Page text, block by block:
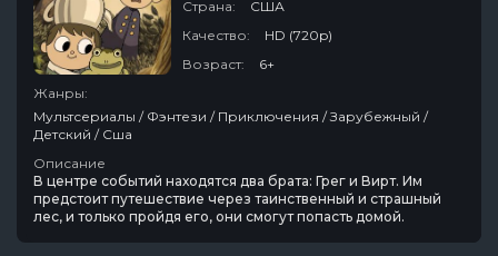
Страна:
США
Качество:
HD (720p)
Возраст:
6+
Жанры:
Мультсериалы / Фэнтези / Приключения / Зарубежный /
Детский / Сша
Описание
В центре событий находятся два брата: Грег и Вирт. Им
предстоит путешествие через таинственный и страшный
лес, и только пройдя его, они смогут попасть домой.